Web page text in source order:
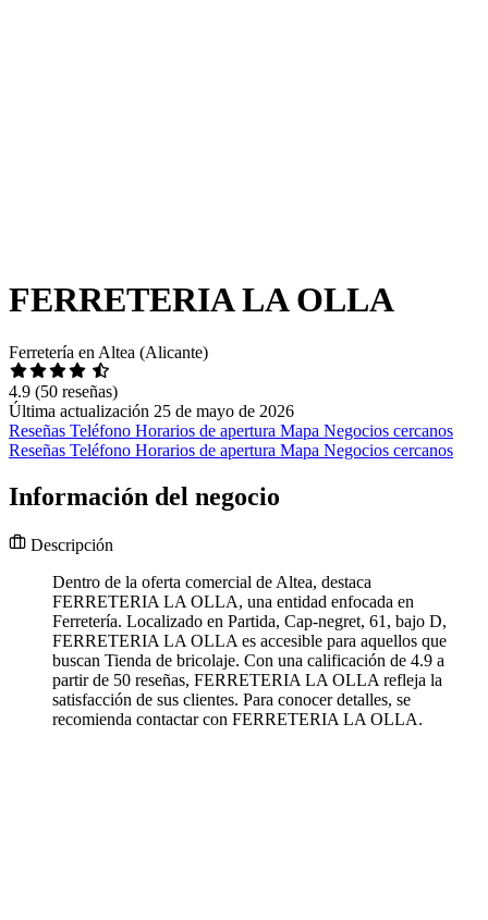
FERRETERIA LA OLLA
Ferretería en Altea (Alicante)
4.9 (50 reseñas)
Última actualización 25 de mayo de 2026
Reseñas Teléfono Horarios de apertura Mapa Negocios cercanos
Reseñas Teléfono Horarios de apertura Mapa Negocios cercanos
Información del negocio
Descripción
Dentro de la oferta comercial de Altea, destaca
FERRETERIA LA OLLA, una entidad enfocada en
Ferretería. Localizado en Partida, Cap-negret, 61, bajo D,
FERRETERIA LA OLLA es accesible para aquellos que
buscan Tienda de bricolaje. Con una calificación de 4.9 a
partir de 50 reseñas, FERRETERIA LA OLLA refleja la
satisfacción de sus clientes. Para conocer detalles, se
recomienda contactar con FERRETERIA LA OLLA.